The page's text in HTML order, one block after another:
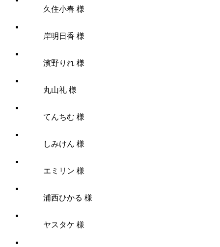
久住小春 様
岸明日香 様
濱野りれ 様
丸山礼 様
てんちむ 様
しみけん 様
エミリン 様
浦西ひかる 様
ヤスタケ 様